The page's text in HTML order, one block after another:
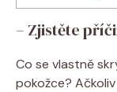
– Zjistěte
Co se vlastně
pokožce?